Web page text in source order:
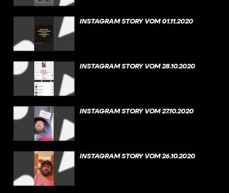
INSTAGRAM STORY VOM 01.11.2020
INSTAGRAM STORY VOM 28.10.2020
INSTAGRAM STORY VOM 27.10.2020
INSTAGRAM STORY VOM 26.10.2020